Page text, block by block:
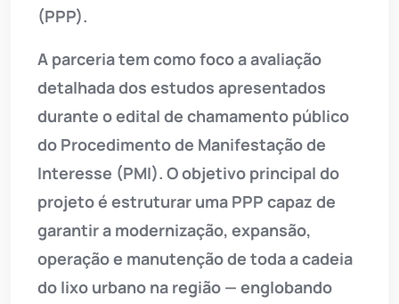
(PPP).
A parceria tem como foco a avaliação
detalhada dos estudos apresentados
durante o edital de chamamento público
do Procedimento de Manifestação de
Interesse (PMI). O objetivo principal do
projeto é estruturar uma PPP capaz de
garantir a modernização, expansão,
operação e manutenção de toda a cadeia
do lixo urbano na região — englobando